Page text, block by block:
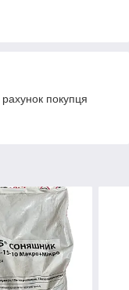
покупця